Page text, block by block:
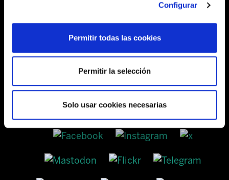
Configurar
Permitir todas las cookies
Permitir la selección
Solo usar cookies necesarias
Barrainkua, 13 48009 BILBO
SEDES